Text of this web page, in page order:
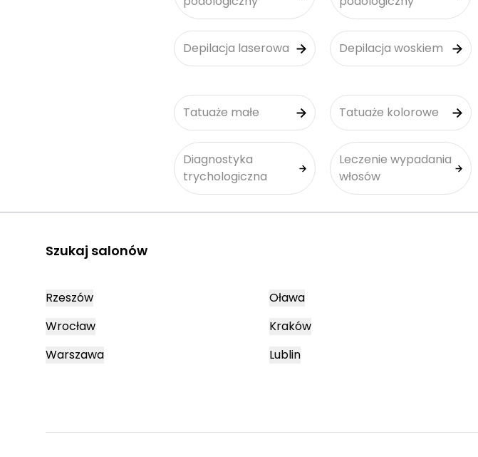
Depilacja laserowa Depilacja woskiem
Tatuaże małe Tatuaże kolorowe
Diagnostyka
trychologiczna
Leczenie wypadania
włosów
Szukaj salonów
Rzeszów
Wrocław
Warszawa
Oława
Kraków
Lublin